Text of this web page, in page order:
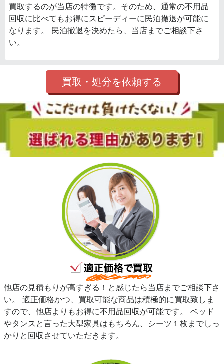
買取するのが当店の特徴です。そのため、通常の不用品
回収に比べてもお得にスピーディーに民泊撤退が可能に
なります。 民泊撤退を決めたら、当店までご相談下さ
い。
買取・処分を依頼する
他店の見積もりが高すぎる！と感じたら当店までご相談下さ
い。 適正価格かつ、買取可能な商品は積極的に買取致しま
すので、他店よりもお得に不用品回収が可能です。 ベッド
やタンスと言った大型家具はもちろん、シーツ１枚までしっ
かりと回収させていただきます。